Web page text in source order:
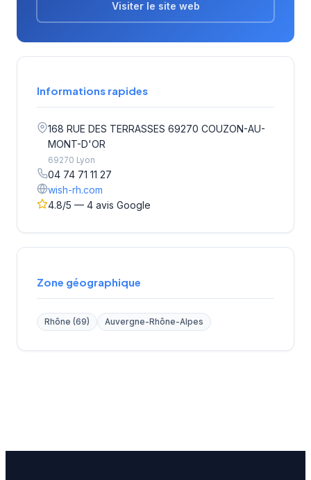
Visiter le site web
Informations rapides
168 RUE DES TERRASSES 69270 COUZON-AU-
MONT-D'OR
69270 Lyon
04 74 71 11 27
wish-rh.com
4.8/5 — 4 avis Google
Zone géographique
Rhône (69) Auvergne-Rhône-Alpes